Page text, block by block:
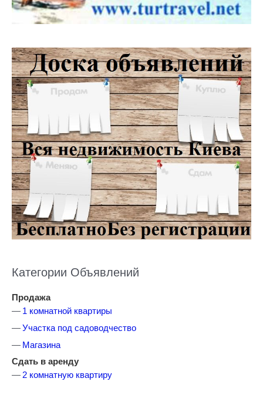
Категории Объявлений
Продажа
1 комнатной квартиры
Участка под садоводчество
Магазина
Сдать в аренду
2 комнатную квартиру